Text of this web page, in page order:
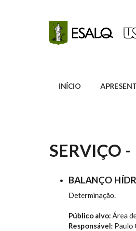
INÍCIO
SERVIÇO
BALANÇO
Determinação.
Público alvo: Área
Responsável: Paulo